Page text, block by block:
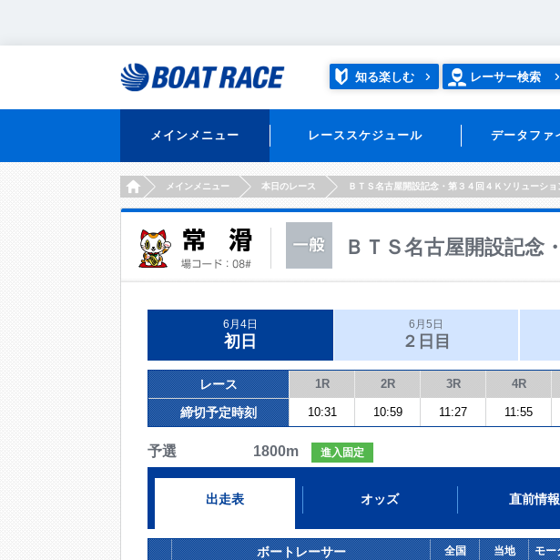
知る楽しむ レーサー検索
メインメニュー レーススケジュール データファ
HOMEメインメニュー 本日のレース ＢＴＳ名古屋開設記念・第３４回４Ｋソリューショ
ＢＴＳ名古屋開設記念
6月4日
初日
6月5日
２日目
レース 1R 2R 3R 4R
締切予定時刻 10:31 10:59 11:27 11:55
予選 1800m 進入固定
出走表 オッズ 直前情報
ボートレーサー 全国 当地 モー